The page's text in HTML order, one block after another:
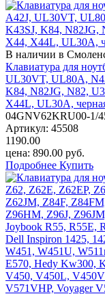
В наличии в
Клавиатура для
UL30VT, UL80A,
K84, N82JG, N82,
X44L, UL30A,
04GNV62KRU00-1/
Артикул: 45508
1190.00
цена: 890.00 руб.
Подробнее Купить